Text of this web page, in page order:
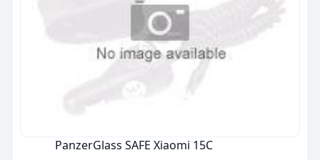
PanzerGlass SAFE Xiaomi 15C